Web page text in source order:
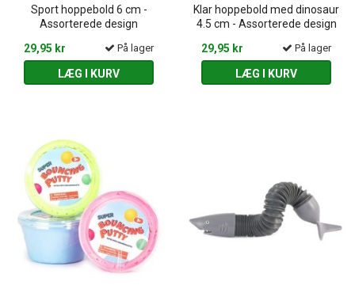
Sport hoppebold 6 cm -
Assorterede design
29,95 kr
På lager
LÆG I KURV
Klar hoppebold med dinosaur
4.5 cm - Assorterede design
29,95 kr
På lager
LÆG I KURV